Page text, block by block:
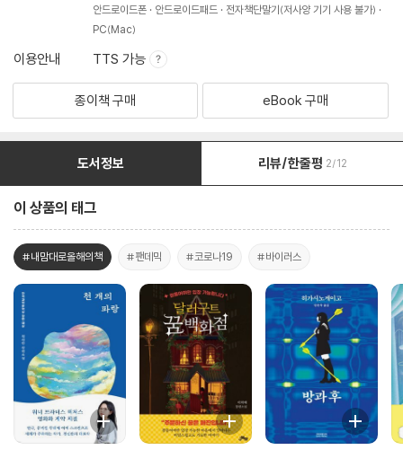
안드로이드폰
안드로이드패드
전자책단말기(저사양 기기 사용 불가)
PC(Mac)
이용안내 TTS 가능
종이책 구매 eBook 구매
도서정보 리뷰/한줄평 2/12
이 상품의 태그
#내맘대로올해의책 #팬데믹 #코로나19 #바이러스